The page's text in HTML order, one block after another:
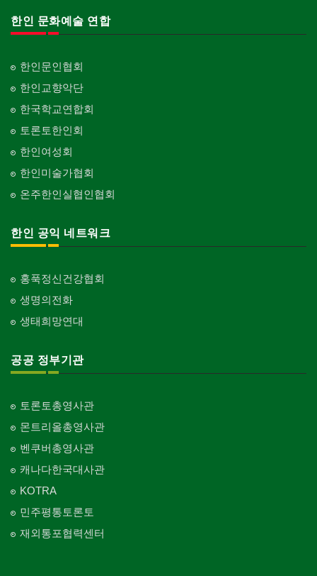
한인 문화예술 연합
한인문인협회
한인교향악단
한국학교연합회
토론토한인회
한인여성회
한인미술가협회
온주한인실협인협회
한인 공익 네트워크
홍푹정신건강협회
생명의전화
생태희망연대
공공 정부기관
토론토총영사관
몬트리올총영사관
벤쿠버총영사관
캐나다한국대사관
KOTRA
민주평통토론토
재외통포협력센터